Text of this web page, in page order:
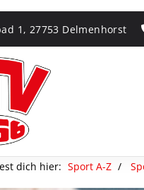
dich hier: Sport A-Z